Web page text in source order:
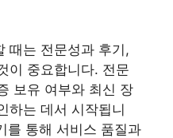
때는 전문성과 후기,
이 중요합니다. 전문
보유 여부와 최신 장
하는 데서 시작됩니
를 통해 서비스 품질과